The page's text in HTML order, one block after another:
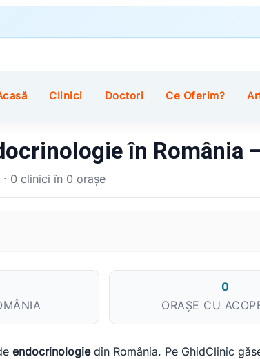
Clinici Doctori Ce Oferim?
în România
0 clinici în 0 orașe
0
ORAȘE CU
endocrinologiedin România. Pe GhidClinic